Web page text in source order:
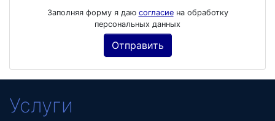
Заполняя форму я даю согласиена обработку
персональных данных
Услуги